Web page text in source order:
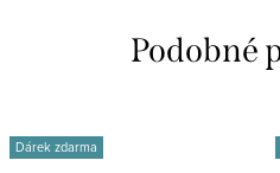
Dárek zdarma